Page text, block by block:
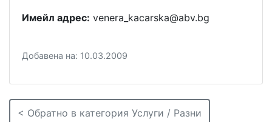
Имейл адрес: venera_kacarska@abv.bg
Добавена на: 10.03.2009
< Обратно в категория Услуги / Разни